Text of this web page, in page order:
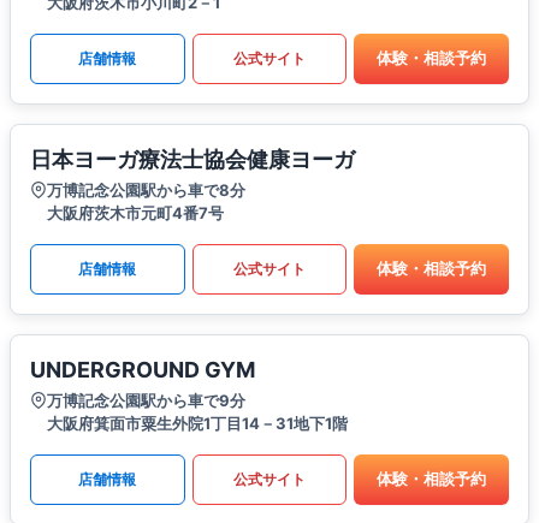
店舗情報 公式サイト 体験・相談予約
日本ヨーガ療法士協会健康ヨーガ
万博記念公園駅から車で8分
大阪府茨木市元町4番7号
店舗情報 公式サイト 体験・相談予約
UNDERGROUND GYM
万博記念公園駅から車で9分
大阪府箕面市粟生外院1丁目14－31地下1階
店舗情報 公式サイト 体験・相談予約